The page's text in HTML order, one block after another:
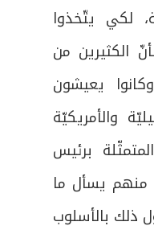
لكي يتّخذوا
الكثيرين من
يعيشون
والأمريكيّة
برئيس
منهم يسأل ما
ذلك بالأسلوب